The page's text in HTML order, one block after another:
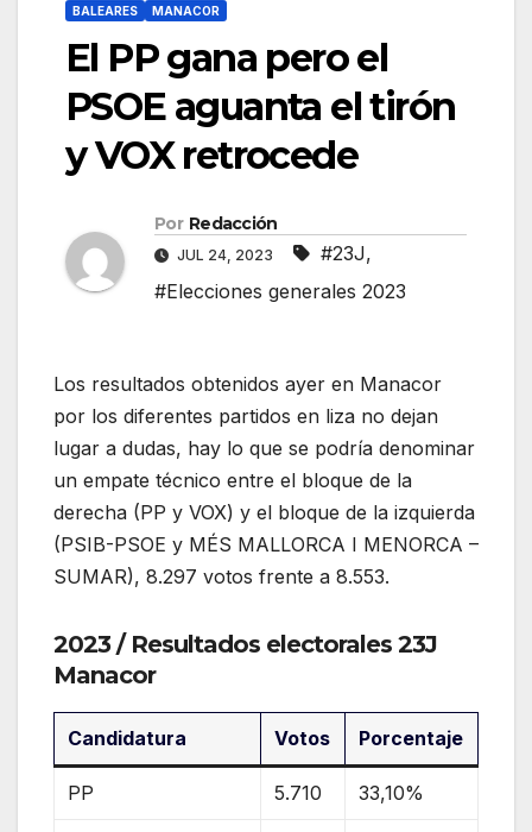
BALEARES MANACOR
El PP gana pero el
PSOE aguanta el tirón
y VOX retrocede
Por Redacción
JUL 24, 2023 #23J,
#Elecciones generales 2023
Los resultados obtenidos ayer en Manacor
por los diferentes partidos en liza no dejan
lugar a dudas, hay lo que se podría denominar
un empate técnico entre el bloque de la
derecha (PP y VOX) y el bloque de la izquierda
(PSIB-PSOE y MÉS MALLORCA I MENORCA –
SUMAR), 8.297 votos frente a 8.553.
2023/ Resultados electorales 23J
Manacor
Candidatura Votos Porcentaje
PP 5.710 33,10%